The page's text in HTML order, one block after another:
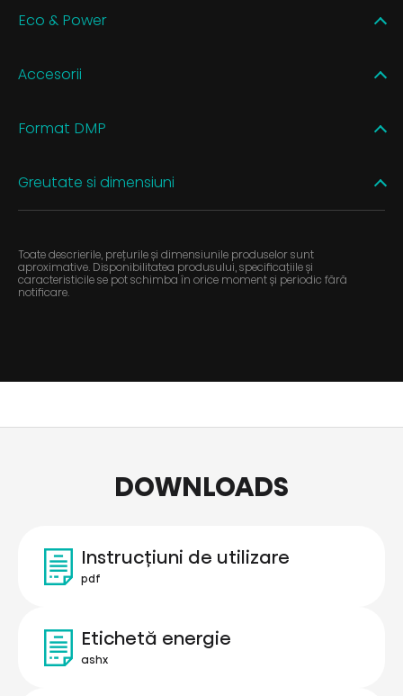
Eco & Power
Accesorii
Format DMP
Greutate si dimensiuni
Toate descrierile, prețurile și dimensiunile produselor sunt
aproximative. Disponibilitatea produsului, specificațiile și
caracteristicile se pot schimba în orice moment și periodic fără
notificare.
DOWNLOADS
Instrucțiuni de utilizare
pdf
Etichetă energie
ashx